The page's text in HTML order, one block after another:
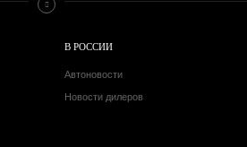
В РОССИИ
Автоновости
Новости дилеров